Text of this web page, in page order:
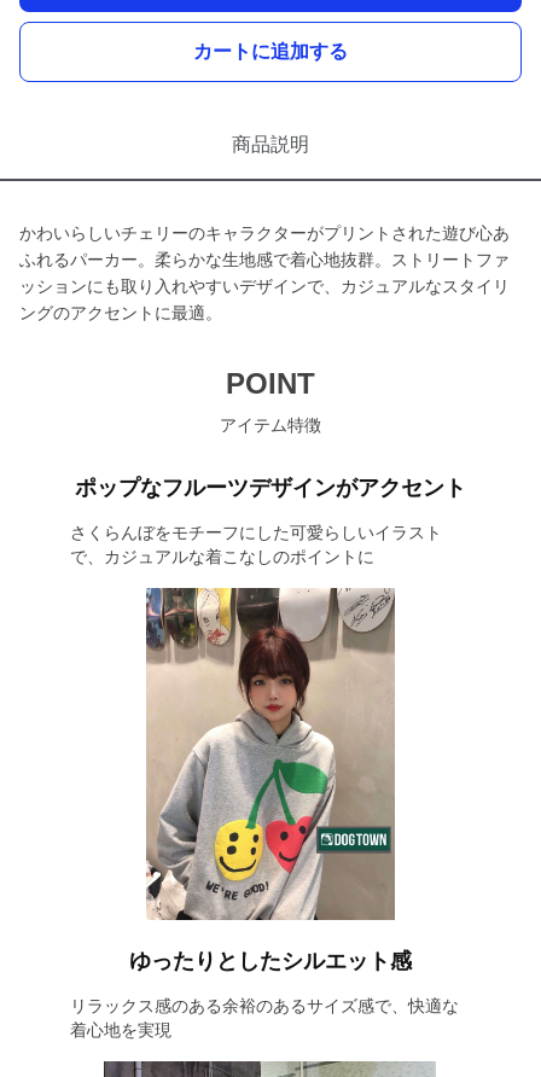
カートに追加する
商品説明
かわいらしいチェリーのキャラクターがプリントされた遊び心あ
ふれるパーカー。柔らかな生地感で着心地抜群。ストリートファ
ッションにも取り入れやすいデザインで、カジュアルなスタイリ
ングのアクセントに最適。
POINT
アイテム特徴
ポップなフルーツデザインがアクセント
さくらんぼをモチーフにした可愛らしいイラスト
で、カジュアルな着こなしのポイントに
ゆったりとしたシルエット感
リラックス感のある余裕のあるサイズ感で、快適な
着心地を実現